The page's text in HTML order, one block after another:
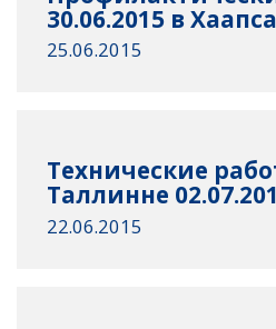
30.06.2015 в
25.06.2015
Технические
Таллинне
22.06.2015